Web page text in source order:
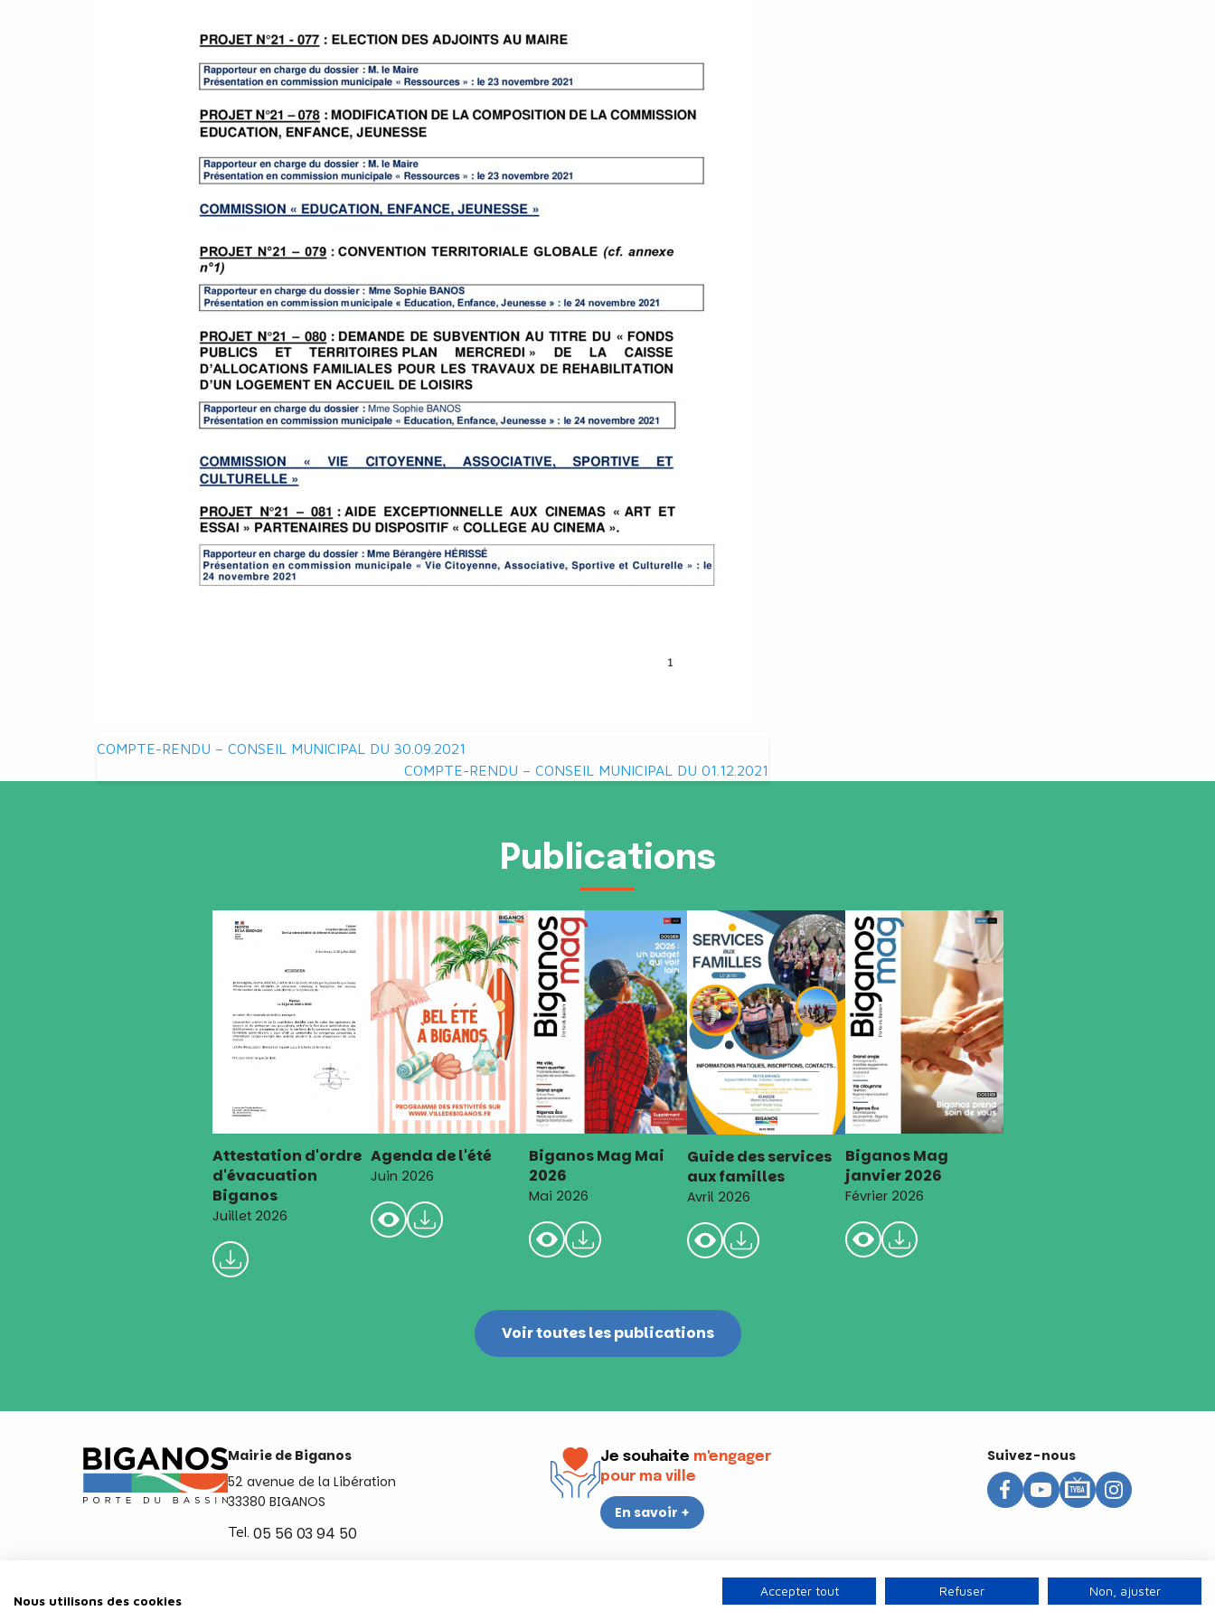
Navigation
COMPTE-RENDU – CONSEIL MUNICIPAL DU 30.09.2021
COMPTE-RENDU – CONSEIL MUNICIPAL DU 01.12.2021
Publications
Attestation d'ordre
d'évacuation
Biganos
Juillet 2026
Agenda de l'été
Juin 2026
Biganos Mag Mai
2026
Mai 2026
Guide des services
aux familles
Avril 2026
Biganos Mag
janvier 2026
Février 2026
Voir toutes les publications
Mairie de Biganos
52 avenue de la Libération
33380 BIGANOS
Tel. 05 56 03 94 50
Je souhaite m'engager
pour ma ville
En savoir +
Suivez-nous
Nous utilisons des cookies
Accepter tout Refuser Non, ajuster